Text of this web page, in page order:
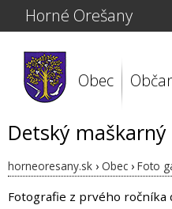
Horné Orešany
Obec
Detský maškarný
horneoresany.sk › Obec › Foto
Fotografie z prvého